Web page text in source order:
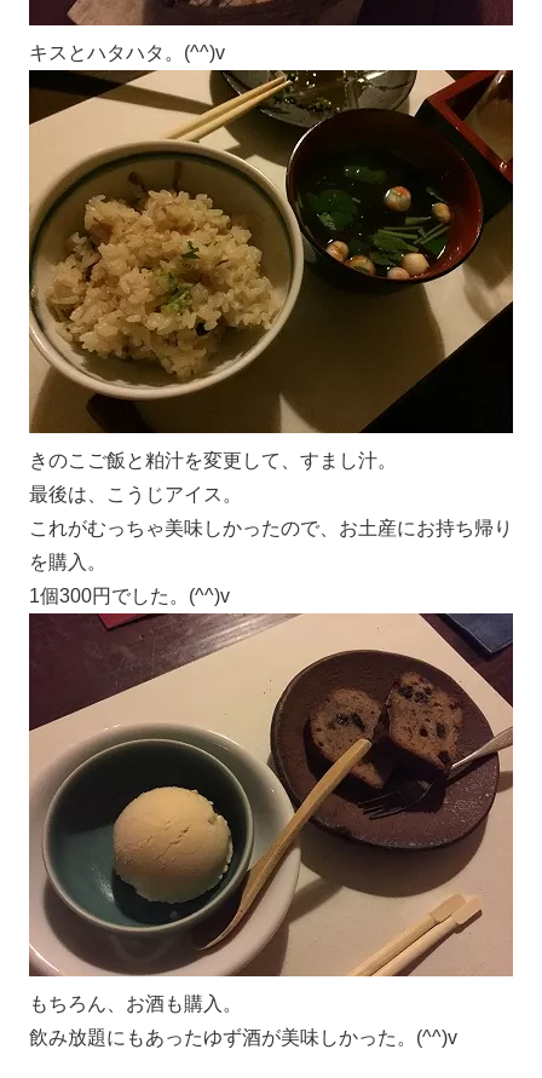
キスとハタハタ。(^^)v
きのこご飯と粕汁を変更して、すまし汁。
最後は、こうじアイス。
これがむっちゃ美味しかったので、お土産にお持ち帰り
を購入。
1個300円でした。(^^)v
もちろん、お酒も購入。
飲み放題にもあったゆず酒が美味しかった。(^^)v